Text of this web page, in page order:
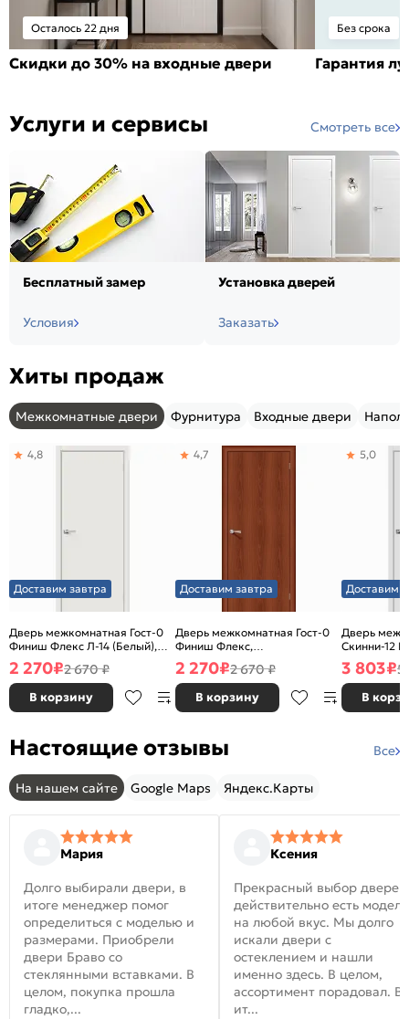
Осталось 22 дня
Скидки до 30% на входные двери
Без срока
Гарантия
Услуги и сервисы Смотреть все
Бесплатный замер
Условия
Установка дверей
Заказать
Хиты продаж
Межкомнатные двери Фурнитура Входные двери
Доставим завтра
Дверь межкомнатная Гост-0
Финиш Флекс Л-14 (Белый),
глухая, каркасно-щитовая
4,8
2 270₽2 670 ₽
В корзину
Доставим завтра
Дверь межкомнатная Гост-0
Финиш Флекс,
Ламинированные Л-11
(ИталОрех), глухая, каркасно-
щитовая
4,7
2 270₽2 670 ₽
В корзину
Доставим
Дверь
Скинни-12
глухая,
5,0
3 803₽5
В
Настоящие отзывы Все
На нашем сайте Google Maps Яндекс.Карты
Мария
Долго выбирали двери, в
итоге менеджер помог
определиться с моделью и
размерами. Приобрели
двери Браво со
стеклянными вставками. В
целом, покупка прошла
гладко,...
Ксения
Прекрасный выбор
действительно есть модели
на любой вкус. Мы долго
искали двери с
остеклением и нашли
именно здесь. В целом,
ассортимент порадовал. В
ит...